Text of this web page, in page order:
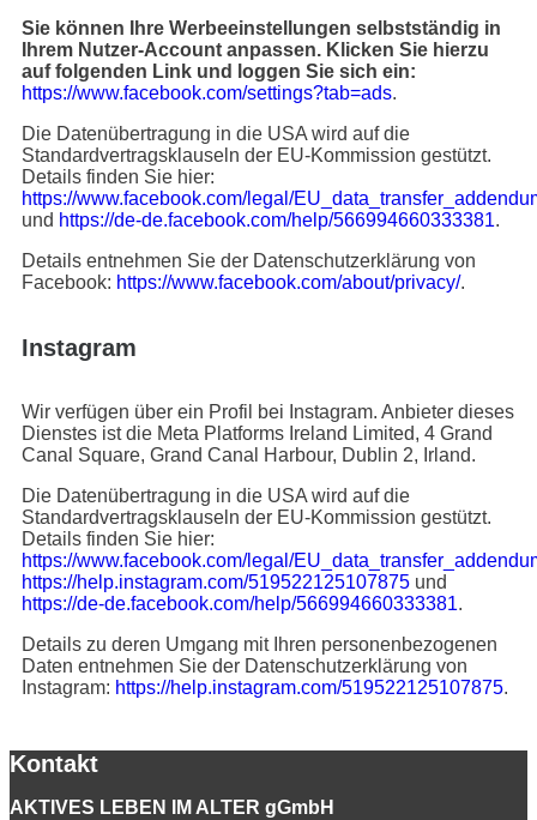
Sie können Ihre Werbeeinstellungen selbstständig in
Ihrem Nutzer-Account anpassen. Klicken Sie hierzu
auf folgenden Link und loggen Sie sich ein:
https://www.facebook.com/settings?tab=ads.
Die Datenübertragung in die USA wird auf die
Standardvertragsklauseln der EU-Kommission gestützt.
Details finden Sie hier:
https://www.facebook.com/legal/
und https://de-de.facebook.com/help/566994660333381.
Details entnehmen Sie der Datenschutzerklärung von
Facebook: https://www.facebook.com/about/privacy/.
Instagram
Wir verfügen über ein Profil bei Instagram. Anbieter dieses
Dienstes ist die Meta Platforms Ireland Limited, 4 Grand
Canal Square, Grand Canal Harbour, Dublin 2, Irland.
Die Datenübertragung in die USA wird auf die
Standardvertragsklauseln der EU-Kommission gestützt.
Details finden Sie hier:
https://www.facebook.com/legal/
https://help.instagram.com/519522125107875 und
https://de-de.facebook.com/help/566994660333381.
Details zu deren Umgang mit Ihren personenbezogenen
Daten entnehmen Sie der Datenschutzerklärung von
Instagram: https://help.instagram.com/519522125107875.
Kontakt
AKTIVES LEBEN IM ALTER gGmbH